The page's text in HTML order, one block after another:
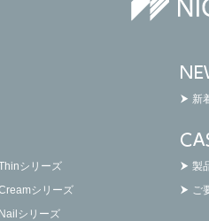
シリーズ
シリーズ
Nailシリーズ
新
製
ご